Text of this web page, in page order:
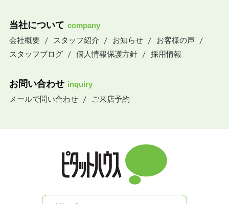
当社について company
会社概要
スタッフ紹介 お知らせ
お客様の声
スタッフブログ
個人情報保護方針 採用情報
お問い合わせ inquiry
メールで問い合わせ
ご来店予約